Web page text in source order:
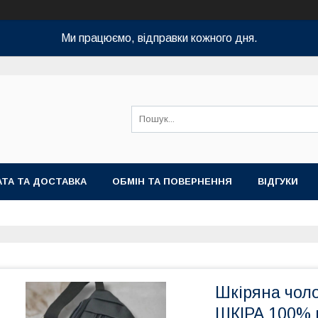
Ми працюємо, відправки кожного дня.
ТА ДОСТАВКА ОБМІН ТА ПОВЕРНЕННЯ ВІДГУКИ
Шкіряна
ШКІРА 100%